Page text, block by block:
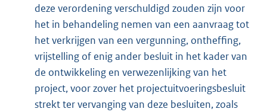
deze verordening verschuldigd zouden zijn voor
het in behandeling nemen van een aanvraag tot
het verkrijgen van een vergunning, ontheffing,
vrijstelling of enig ander besluit in het kader van
de ontwikkeling en verwezenlijking van het
project, voor zover het projectuitvoeringsbesluit
strekt ter vervanging van deze besluiten, zoals